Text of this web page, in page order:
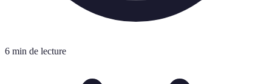
6 min de lecture